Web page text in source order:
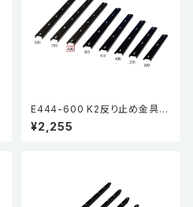
E444-600 K2反り止め金具
高さ13mm
¥2,255